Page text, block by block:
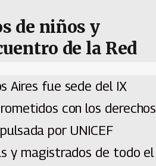
de niños y
de la Red
Aires fue sede del IX
con los derechos
por UNICEF
y magistrados de todo el